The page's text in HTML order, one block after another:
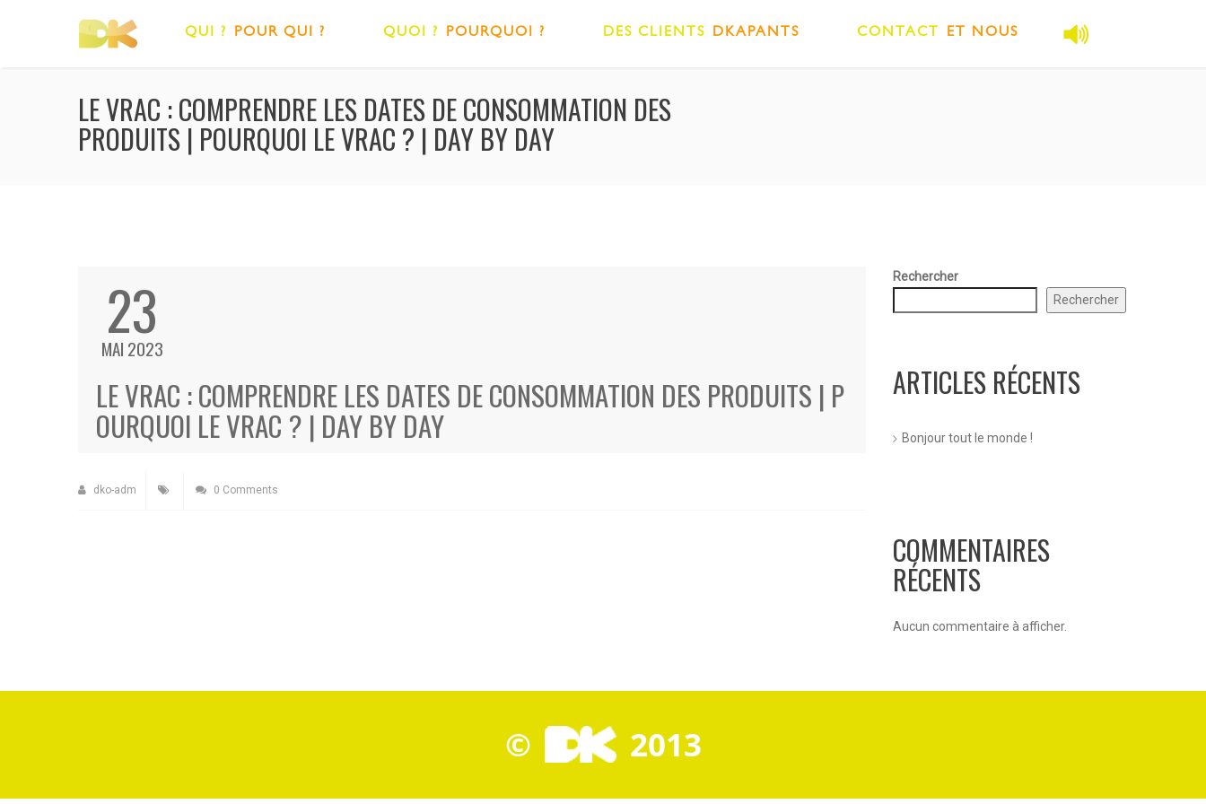
QUI ? POUR QUI ? QUOI ? POURQUOI ? DES CLIENTS DKAPANTS CONTACT ET NOUS
LE VRAC : COMPRENDRE LES DATES DE CONSOMMATION DES
PRODUITS | POURQUOI LE VRAC ? | DAY BY DAY
23
MAI 2023
LE VRAC : COMPRENDRE LES DATES DE CONSOMMATION DES PRODUITS | P
OURQUOI LE VRAC ? | DAY BY DAY
dko-adm 0 Comments
Rechercher
Rechercher
ARTICLES RÉCENTS
Bonjour tout le monde !
COMMENTAIRES
RÉCENTS
Aucun commentaire à afficher.
© 2013